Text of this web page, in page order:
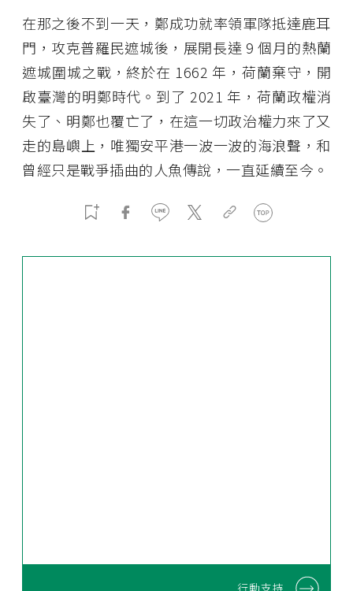
在那之後不到一天，鄭成功就率領軍隊抵達鹿耳
門，攻克普羅民遮城後，展開長達 9 個月的熱蘭
遮城圍城之戰，終於在 1662 年，荷蘭棄守，開
啟臺灣的明鄭時代。到了 2021 年，荷蘭政權消
失了、明鄭也覆亡了，在這一切政治權力來了又
走的島嶼上，唯獨安平港一波一波的海浪聲，和
曾經只是戰爭插曲的人魚傳說，一直延續至今。